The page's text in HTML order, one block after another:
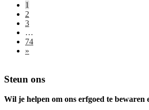
1
2
3
…
74
»
Footer
Steun ons
Wil je helpen om ons erfgoed te bewaren